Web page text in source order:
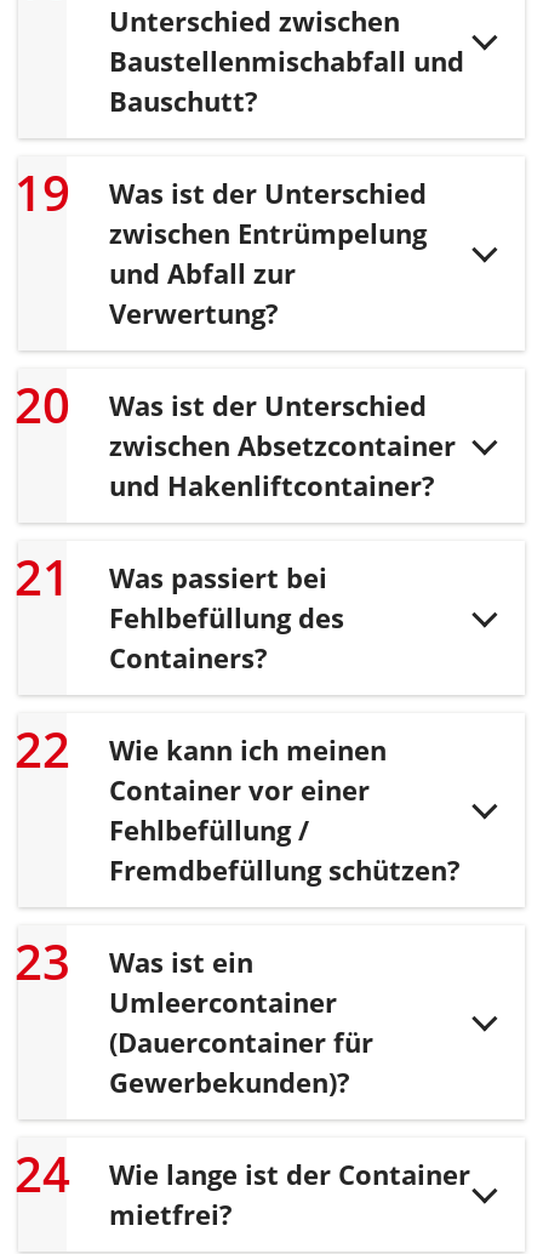
Unterschied zwischen
Baustellenmischabfall und
Bauschutt?
Was ist der Unterschied
zwischen Entrümpelung
und Abfall zur
Verwertung?
Was ist der Unterschied
zwischen Absetzcontainer
und Hakenliftcontainer?
Was passiert bei
Fehlbefüllung des
Containers?
Wie kann ich meinen
Container vor einer
Fehlbefüllung /
Fremdbefüllung schützen?
Was ist ein
Umleercontainer
(Dauercontainer für
Gewerbekunden)?
Wie lange ist der Container
mietfrei?